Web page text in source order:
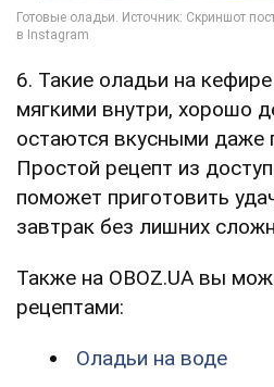
6. Такие оладьи на
мягкими внутри, хорошо
остаются вкусными даже
Простой рецепт из
поможет приготовить
завтрак без лишних
Также на OBOZ.UA вы
рецептами:
Оладьи на воде